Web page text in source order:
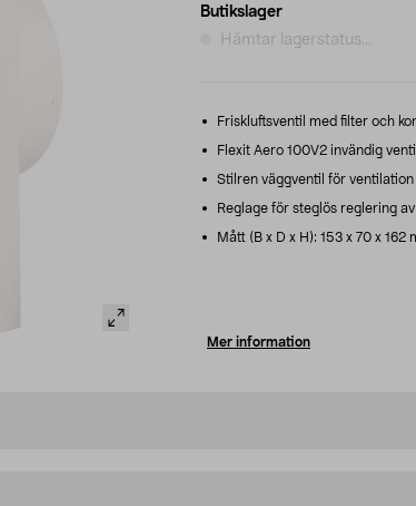
Butikslager
Hämtar lagerstatus...
Friskluftsventil med filter och
Flexit Aero 100V2 invändig
Stilren väggventil för
Reglage för steglös reglering
Mått (B x D x H): 153 x 70 x 162
Mer information